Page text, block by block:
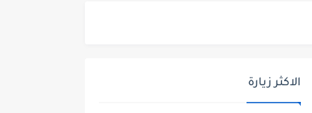
الاكثر زيارة